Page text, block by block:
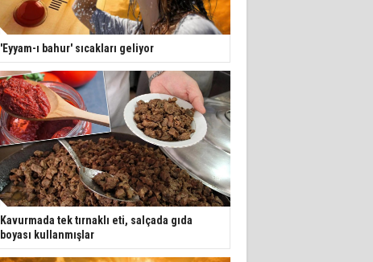
'Eyyam-ı bahur' sıcakları geliyor
Kavurmada tek tırnaklı eti, salçada gıda
boyası kullanmışlar